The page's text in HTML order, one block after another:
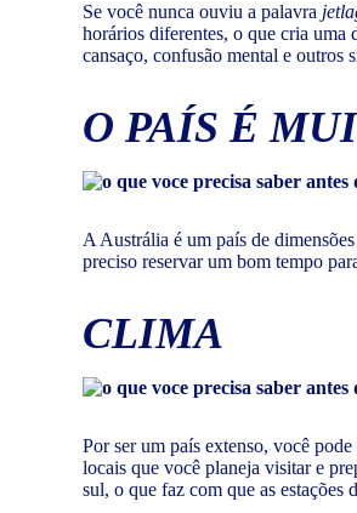
Se você nunca ouviu a palavra
horários diferentes, o que cria uma
cansaço, confusão mental e outros
O PAÍS É
A Austrália é um país de
preciso reservar um bom tempo
CLIMA
Por ser um país extenso, você
locais que você planeja visitar e
sul, o que faz com que as estações